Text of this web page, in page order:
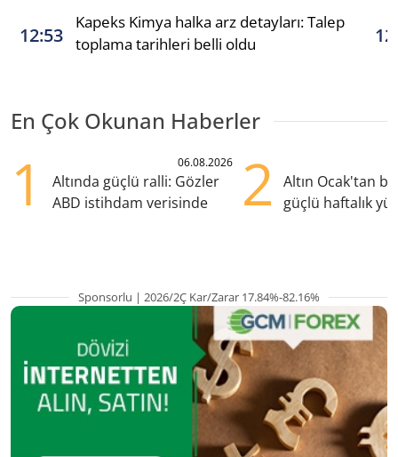
12:53
Kapeks Kimya halka arz detayları: Talep
toplama tarihleri belli oldu
En Çok Okunan Haberler
1 06.08.2026
Altında güçlü ralli: Gözler
ABD istihdam verisinde
2
Altın Ocak'tan
güçlü haftalık
Sponsorlu | 2026/2Ç Kar/Zarar 17.84%-82.16%